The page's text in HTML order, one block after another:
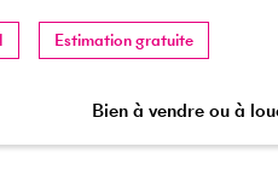
Estimation gratuite
Bien à vendre ou à